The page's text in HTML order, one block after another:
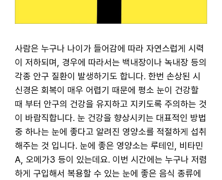
사람은 누구나 나이가 들어감에 따라 자연스럽게 시력
이 저하되며, 경우에 따라서는 백내장이나 녹내장 등의
각종 안구 질환이 발생하기도 합니다. 한번 손상된 시
신경은 회복이 매우 어렵기 때문에 평소 눈이 건강할
때 부터 안구의 건강을 유지하고 지키도록 주의하는 것
이 바람직합니다. 눈 건강을 향상시키는 대표적인 방법
중 하나는 눈에 좋다고 알려진 영양소를 적절하게 섭취
해주는 것 입니다. 눈에 좋은 영양소는 루테인, 비타민
A, 오메가3 등이 있는데요. 이번 시간에는 누구나 저렴
하게 구입해서 복용할 수 있는 눈에 좋은 음식 종류에